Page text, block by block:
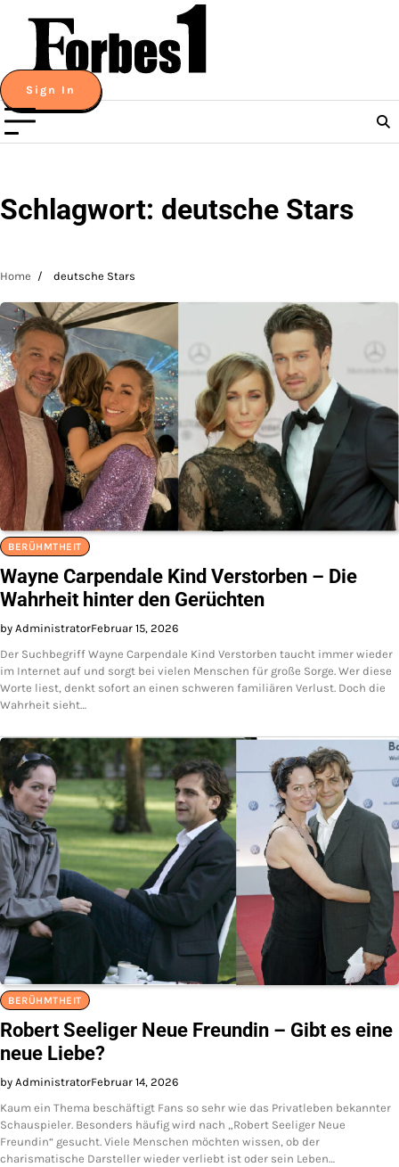
content
Sign In
Schlagwort: deutsche Stars
Home deutsche Stars
BERÜHMTHEIT
Wayne Carpendale Kind Verstorben – Die
Wahrheit hinter den Gerüchten
by AdministratorFebruar 15, 2026
Der Suchbegriff Wayne Carpendale Kind Verstorben taucht immer wieder
im Internet auf und sorgt bei vielen Menschen für große Sorge. Wer diese
Worte liest, denkt sofort an einen schweren familiären Verlust. Doch die
Wahrheit sieht…
BERÜHMTHEIT
Robert Seeliger Neue Freundin – Gibt es eine
neue Liebe?
by AdministratorFebruar 14, 2026
Kaum ein Thema beschäftigt Fans so sehr wie das Privatleben bekannter
Schauspieler. Besonders häufig wird nach „Robert Seeliger Neue
Freundin“ gesucht. Viele Menschen möchten wissen, ob der
charismatische Darsteller wieder verliebt ist oder sein Leben…